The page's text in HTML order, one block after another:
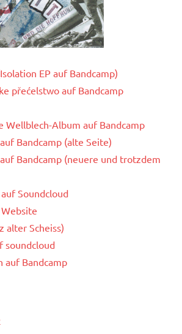
EP auf Bandcamp)
přećelstwo auf Bandcamp
Wellblech-Album auf Bandcamp
Bandcamp (alte Seite)
Bandcamp (neuere und trotzdem
Soundcloud
alter Scheiss)
soundcloud
auf Bandcamp